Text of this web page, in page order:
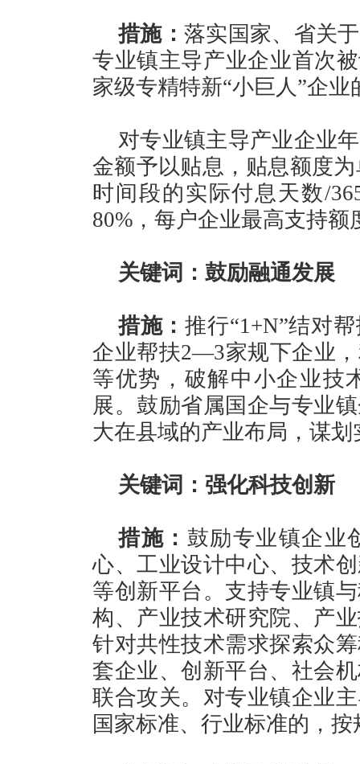
措施： 落实国家、省关
专业镇主导产业企业首次
家级专精特新“小巨人”企
对专业镇主导产业企业
金额予以贴息，贴息额度
时间段的实际付息天数/
80%，每户企业最高支持额
关键词：鼓励融通发展
措施：推行“1+N”结对
企业帮扶2—3家规下企业
等优势，破解中小企业技
展。鼓励省属国企与专业
大在县域的产业布局，谋
关键词：强化科技创新
措施： 鼓励专业镇企业
心、工业设计中心、技术
等创新平台。支持专业镇
构、产业技术研究院、产
针对共性技术需求探索众
套企业、创新平台、社会
联合攻关。对专业镇企业
国家标准、行业标准的，